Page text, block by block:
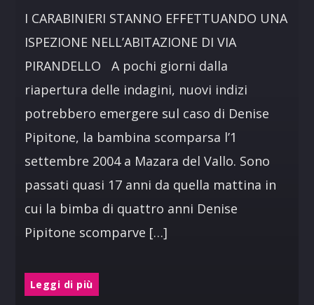
I CARABINIERI STANNO EFFETTUANDO UNA
ISPEZIONE NELL’ABITAZIONE DI VIA
PIRANDELLO A pochi giorni dalla
riapertura delle indagini, nuovi indizi
potrebbero emergere sul caso di Denise
Pipitone, la bambina scomparsa l’1
settembre 2004 a Mazara del Vallo. Sono
passati quasi 17 anni da quella mattina in
cui la bimba di quattro anni Denise
Pipitone scomparve […]
Leggi di più